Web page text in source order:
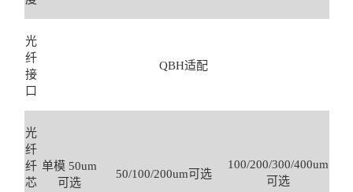
光
纤
接
口
QBH适配
光
纤
纤
芯
单模 50um
可选
50/100/200um可选
100/200/300/400um
可选